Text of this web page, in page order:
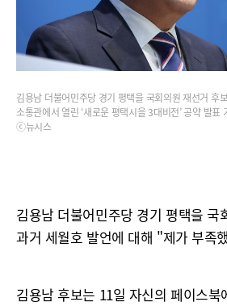
김용남 더불어민주당 경기 평택을 국회의원 재선거 후
소통관에서 열린 ‘새로운 평택시을 3대비전’ 공약 발
ⓒ뉴시스
김용남 더불어민주당 경기 평택을 국
과거 세월호 발언에 대해 "제가 부족
김용남 후보는 11일 자신의 페이스